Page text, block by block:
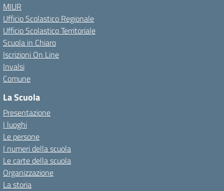
MIUR
Ufficio Scolastico Regionale
Ufficio Scolastico Territoriale
Scuola in Chiaro
Iscrizioni On Line
Invalsi
Comune
La Scuola
Presentazione
I luoghi
Le persone
I numeri della scuola
Le carte della scuola
Organizzazione
La storia